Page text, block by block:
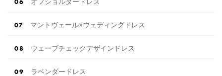
マントヴェール×ウェディングドレス
ウェーブチェックデザインドレス
ラベンダードレス